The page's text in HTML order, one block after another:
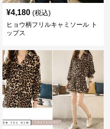
¥4,180 (税込)
ヒョウ柄フリルキャミソール ト
ップス